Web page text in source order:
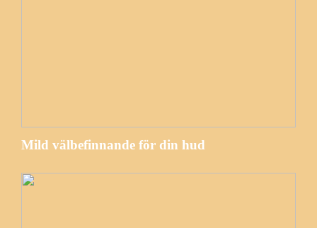
Mild välbefinnande för din hud